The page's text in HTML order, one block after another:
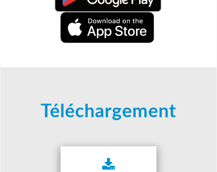
Téléchargement